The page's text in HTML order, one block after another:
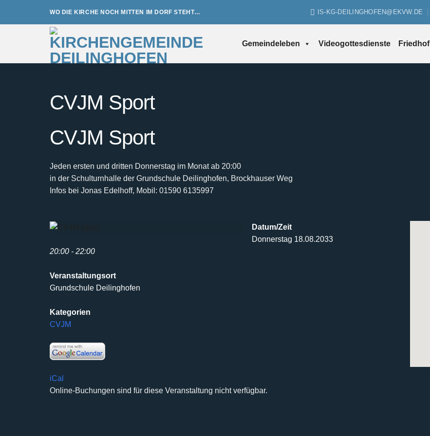
WO DIE KIRCHE NOCH MITTEN IM DORF STEHT… IS-KG-DEILINGHOFEN@EKVW.DE
Gemeindeleben Videogottesdienste Friedhof
CVJM Sport
CVJM Sport
Jeden ersten und dritten Donnerstag im Monat ab 20:00
in der Schulturnhalle der Grundschule Deilinghofen, Brockhauser Weg
Infos bei Jonas Edelhoff, Mobil: 01590 6135997
Datum/Zeit
Donnerstag 18.08.2033
20:00 - 22:00
Veranstaltungsort
Grundschule Deilinghofen
Kategorien
CVJM
iCal
Online-Buchungen sind für diese Veranstaltung nicht verfügbar.